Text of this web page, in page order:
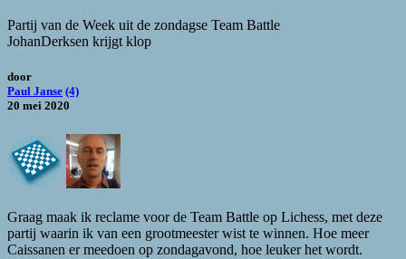
Partij van de Week uit de zondagse Team Battle
JohanDerksen krijgt klop
door
Paul Janse (4)
20 mei 2020
Graag maak ik reclame voor de Team Battle op Lichess, met deze
partij waarin ik van een grootmeester wist te winnen. Hoe meer
Caissanen er meedoen op zondagavond, hoe leuker het wordt.